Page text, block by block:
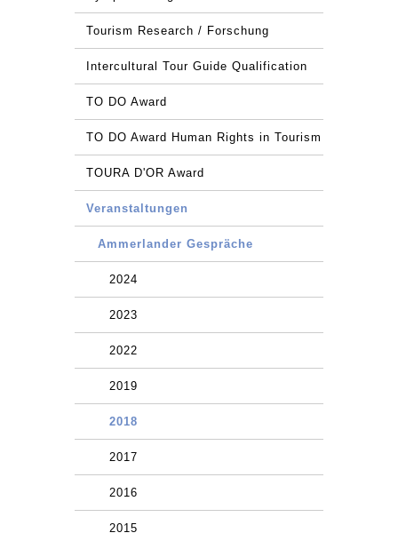
Tourism Research / Forschung
Intercultural Tour Guide Qualification
TO DO Award
TO DO Award Human Rights in Tourism
TOURA D'OR Award
Veranstaltungen
Ammerlander Gespräche
2024
2023
2022
2019
2018
2017
2016
2015